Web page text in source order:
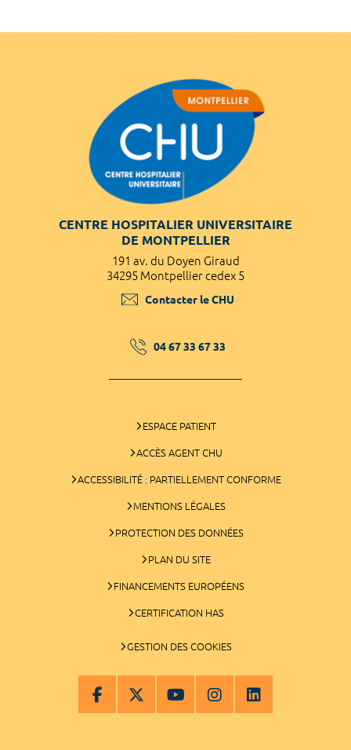
CENTRE HOSPITALIER UNIVERSITAIRE
DE MONTPELLIER
191 av. du Doyen Giraud
34295 Montpellier cedex 5
Contacter le CHU
04 67 33 67 33
ESPACE PATIENT
ACCÈS AGENT CHU
ACCESSIBILITÉ : PARTIELLEMENT CONFORME
MENTIONS LÉGALES
PROTECTION DES DONNÉES
PLAN DU SITE
FINANCEMENTS EUROPÉENS
CERTIFICATION HAS
GESTION DES COOKIES